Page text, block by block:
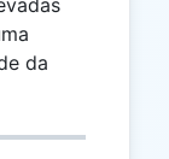
da